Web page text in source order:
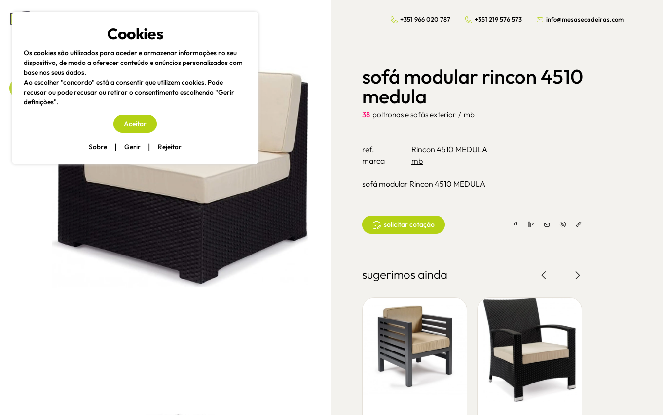
+351 966 020 787 +351 219 576 573 info@mesasecadeiras.com
sofá modular rincon 4510
medula
38 poltronas e sofás exterior / mb
ref.
Rincon 4510 MEDULA
marca
mb
sofá modular Rincon 4510 MEDULA
solicitar cotação
sugerimos ainda
Cookies
Os cookies são utilizados para aceder e armazenar informações no seu
dispositivo, de modo a oferecer conteúdo e anúncios personalizados com
base nos seus dados.
Ao escolher "concordo" está a consentir que utilizem cookies. Pode
recusar ou pode recusar ou retirar o consentimento escolhendo "Gerir
definições".
Aceitar
Sobre | Gerir | Rejeitar